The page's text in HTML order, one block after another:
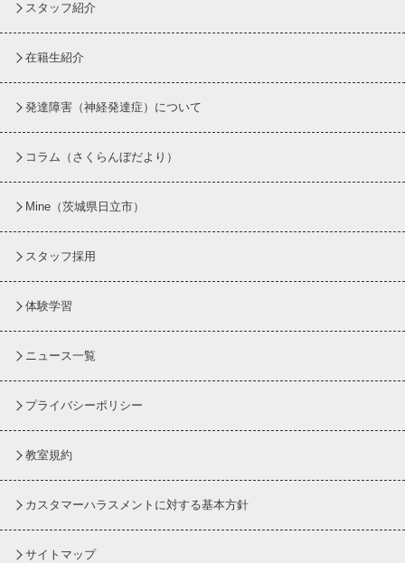
スタッフ紹介
在籍生紹介
発達障害（神経発達症）について
コラム （さくらんぼだより）
Mine（茨城県日立市）
スタッフ採用
体験学習
ニュース一覧
プライバシーポリシー
教室規約
カスタマーハラスメントに対する基本方針
サイトマップ